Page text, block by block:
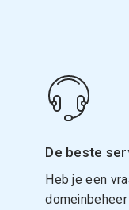
De beste
Heb je een